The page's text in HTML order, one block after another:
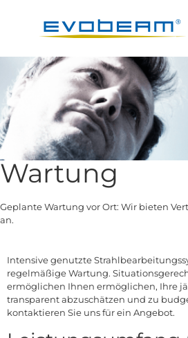
Wartung
Geplante Wartung vor Ort: Wir bieten
an.
Intensive genutzte
regelmäßige Wartung.
ermöglichen Ihnen ermöglichen, Ihre
transparent abzuschätzen und zu
kontaktieren Sie uns für ein Angebot.